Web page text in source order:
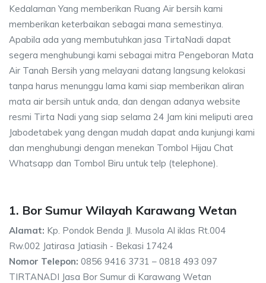
Kedalaman Yang memberikan Ruang Air bersih kami
memberikan keterbaikan sebagai mana semestinya.
Apabila ada yang membutuhkan jasa TirtaNadi dapat
segera menghubungi kami sebagai mitra Pengeboran Mata
Air Tanah Bersih yang melayani datang langsung kelokasi
tanpa harus menunggu lama kami siap memberikan aliran
mata air bersih untuk anda, dan dengan adanya website
resmi Tirta Nadi yang siap selama 24 Jam kini meliputi area
Jabodetabek yang dengan mudah dapat anda kunjungi kami
dan menghubungi dengan menekan Tombol Hijau Chat
Whatsapp dan Tombol Biru untuk telp (telephone).
1. Bor Sumur Wilayah Karawang Wetan
Alamat: Kp. Pondok Benda Jl. Musola Al iklas Rt.004
Rw.002 Jatirasa Jatiasih - Bekasi 17424
Nomor Telepon: 0856 9416 3731 – 0818 493 097
TIRTANADI Jasa Bor Sumur di Karawang Wetan